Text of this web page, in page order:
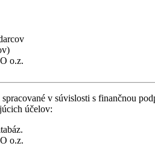
o.z.
v súvislosti s finančnou
účelov:
o.z.